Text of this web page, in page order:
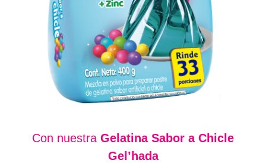
Con nuestra Gelatina Sabor a Chicle
Gel’hada